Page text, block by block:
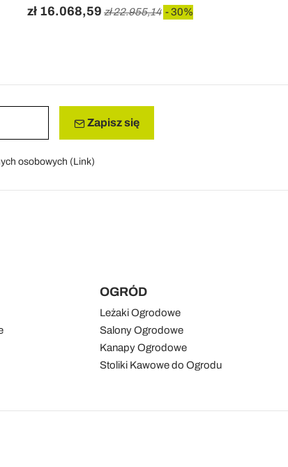
zł 16.068,59 zł 22.955,14 - 30%
Zapisz się
osobowych (Link)
OGRÓD
Leżaki Ogrodowe
Salony Ogrodowe
Kanapy Ogrodowe
Stoliki Kawowe do Ogrodu